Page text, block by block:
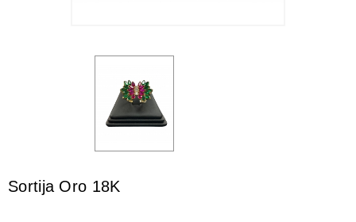
Sortija Oro 18K